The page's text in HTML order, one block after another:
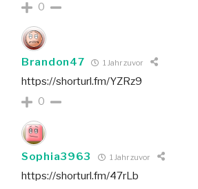
0
Brandon47 1 Jahr zuvor
https://shorturl.fm/YZRz9
0
Sophia3963 1 Jahr zuvor
https://shorturl.fm/47rLb